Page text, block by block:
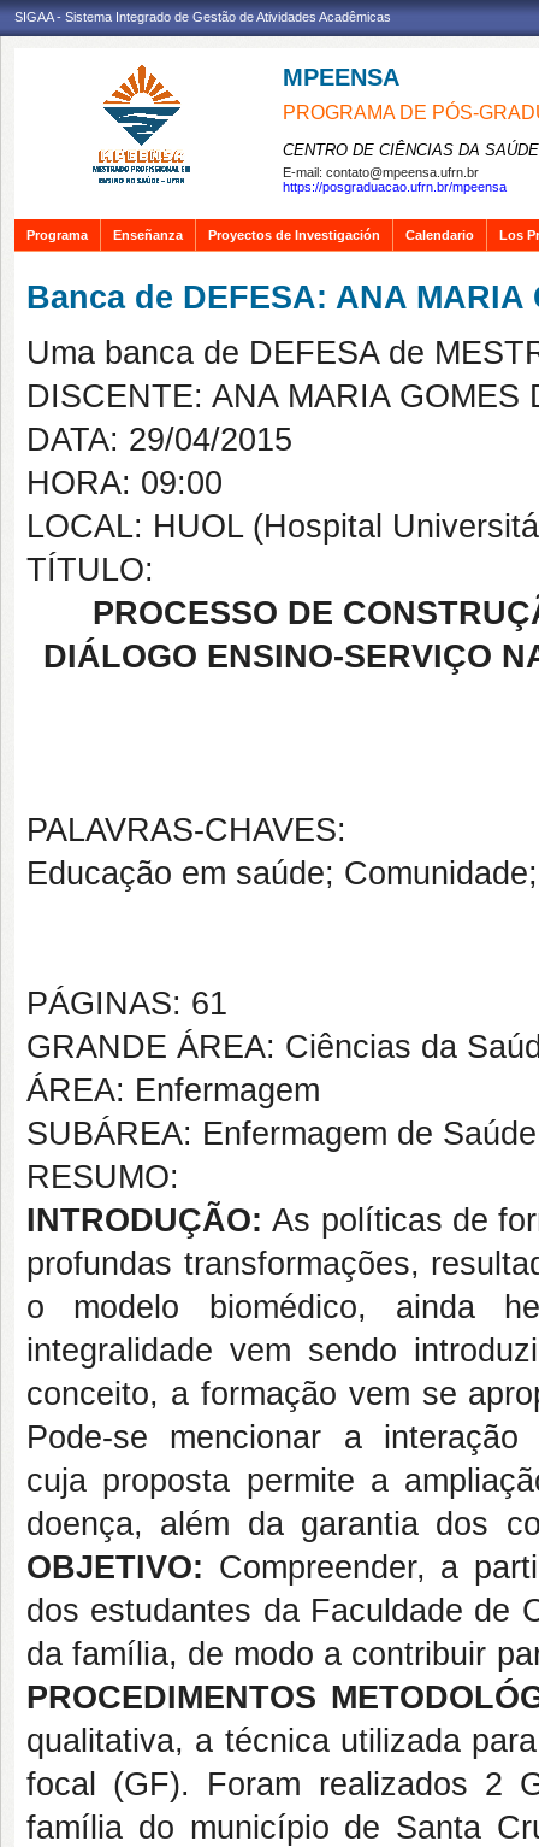
SIGAA - Sistema Integrado de Gestão de Atividades Acadêmicas
MPEENSA
PROGRAMA DE PÓS-
CENTRO DE CIÊNCIAS DA SAÚDE
E-mail: contato@mpeensa.ufrn.br
https://posgraduacao.ufrn.br/mpeensa
Programa Enseñanza Proyectos de Investigación Calendario Los
Banca de DEFESA: ANA MARIA
Uma banca de DEFESA de
DISCENTE: ANA MARIA GOMES
DATA: 29/04/2015
HORA: 09:00
LOCAL: HUOL (Hospital
TÍTULO:
PROCESSO DE
DIÁLOGO ENSINO-SERVIÇO
PALAVRAS-CHAVES:
Educação em saúde;
PÁGINAS: 61
GRANDE ÁREA: Ciências da
ÁREA: Enfermagem
SUBÁREA: Enfermagem de
RESUMO:
INTRODUÇÃO:As políticas de
profundas transformações,
o modelo biomédico, ainda
integralidade vem sendo
conceito, a formação vem se
Pode-se mencionar a interação
cuja proposta permite a
doença, além da garantia dos
OBJETIVO: Compreender, a
dos estudantes da Faculdade de
da família, de modo a contribuir
PROCEDIMENTOS
qualitativa, a técnica utilizada
focal (GF). Foram realizados 2
família do município de Santa